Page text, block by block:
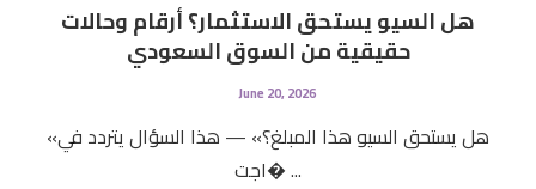
هل السيو يستحق الاستثمار؟ أرقام وحالات
حقيقية من السوق السعودي
June 20, 2026
«هل يستحق السيو هذا المبلغ؟» — هذا السؤال يتردد في
اجت� ...